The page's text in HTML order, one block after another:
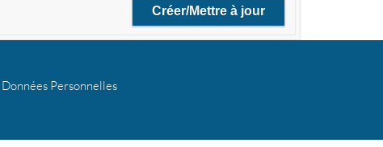
Données Personnelles